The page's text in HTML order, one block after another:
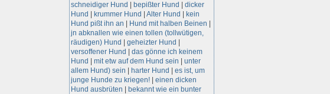
schneidiger Hund
bepißter Hund
dicker
Hund
krummer Hund Alter Hund
kein
Hund pißt ihn an
Hund mit halben Beinen
jn abknallen wie einen tollen (tollwütigen,
räudigen) Hund
geheizter Hund
versoffener Hund
das gönne ich keinem
Hund
mit etw auf dem Hund sein
unter
allem Hund) sein
harter Hund
es ist, um
junge Hunde zu kriegen!
einen dicken
Hund ausbrüten
bekannt wie ein bunter